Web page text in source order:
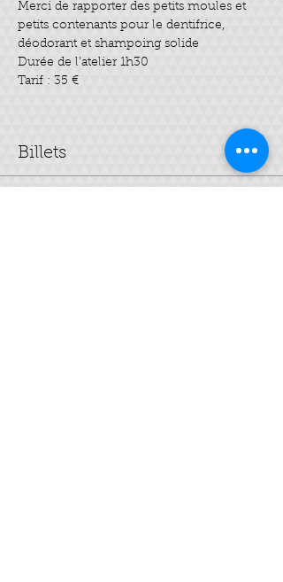
Merci de rapporter des petits moules et
petits contenants pour le dentifrice,
déodorant et shampoing solide
Durée de l’atelier 1h30
Tarif : 35 €
Billets